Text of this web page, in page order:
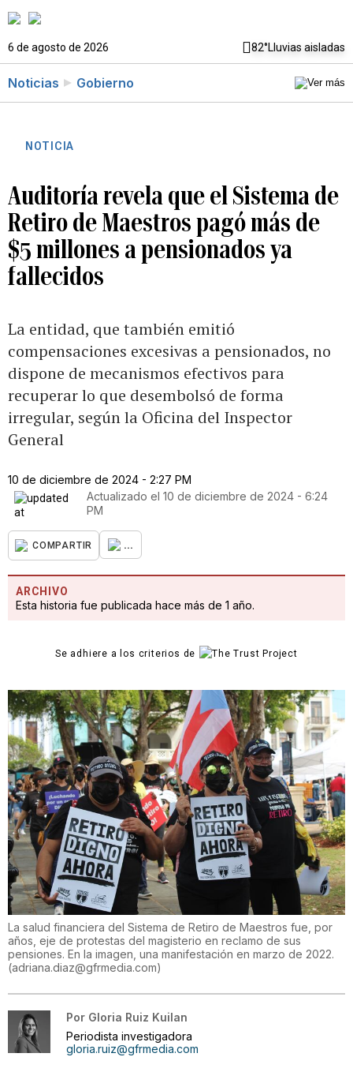
6 de agosto de 2026 82°Lluvias aisladas
Noticias Gobierno
NOTICIA
Auditoría revela que el Sistema de
Retiro de Maestros pagó más de
$5 millones a pensionados ya
fallecidos
La entidad, que también emitió
compensaciones excesivas a pensionados, no
dispone de mecanismos efectivos para
recuperar lo que desembolsó de forma
irregular, según la Oficina del Inspector
General
10 de diciembre de 2024 - 2:27 PM
Actualizado el10 de diciembre de 2024 - 6:24
PM
COMPARTIR ...
ARCHIVO
Esta historia fue publicada hace más de 1 año.
Se adhiere a los criterios de
La salud financiera del Sistema de Retiro de Maestros fue, por
años, eje de protestas del magisterio en reclamo de sus
pensiones. En la imagen, una manifestación en marzo de 2022.
(adriana.diaz@gfrmedia.com)
Por Gloria Ruiz Kuilan
Periodista investigadora
gloria.ruiz@gfrmedia.com